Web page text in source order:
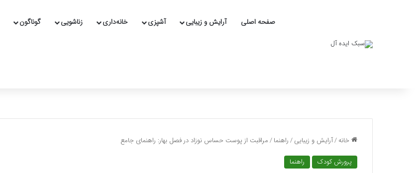
صفحه اصلی آرایش و زیبایی آشپزی خانه‌داری زناشویی گوناگون
خانه/آرایش و زیبایی/راهنما/مراقبت از پوست حساس نوزاد در فصل بهار: راهنمای جامع
پرورش کودک راهنما